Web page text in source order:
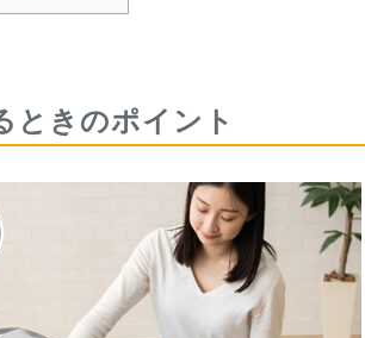
ときのポイント